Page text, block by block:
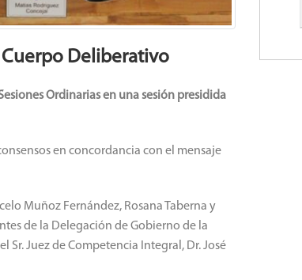
Cuerpo Deliberativo
Ordinarias en una sesión presidida
en concordancia con el mensaje
Muñoz Fernández, Rosana Taberna y
de la Delegación de Gobierno de la
Juez de Competencia Integral, Dr. José